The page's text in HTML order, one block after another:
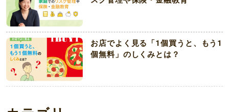
お店でよく見る「1個買うと、もう1
個無料」のしくみとは？